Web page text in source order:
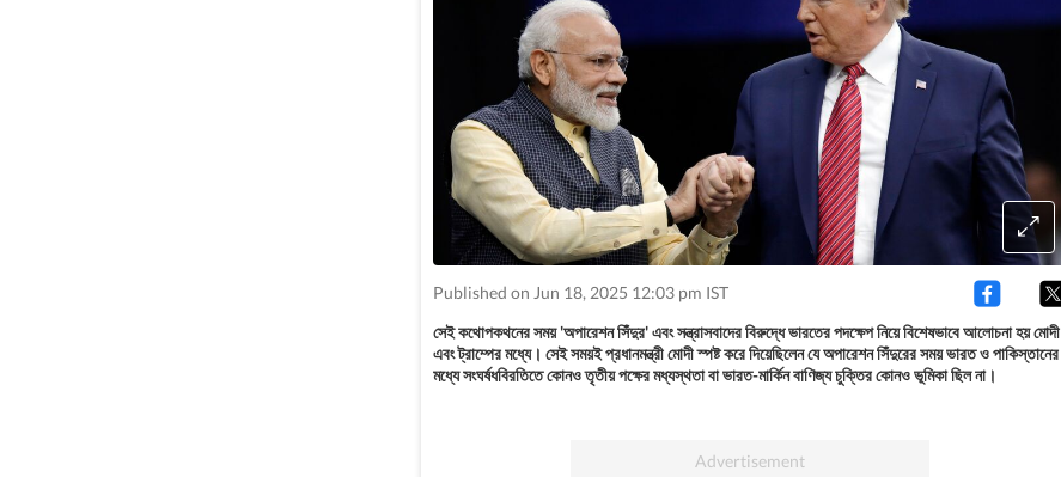
Published on Jun 18, 2025 12:03 pm IST
সেই কথোপকথনের সময় 'অপারেশন সিঁদুর' এবং সন্ত্রাসবাদের বিরুদ্ধে ভারতের পদক্ষেপ নিয়ে বিশেষভাবে আলোচনা হয় মোদী
এবং ট্রাম্পের মধ্যে। সেই সময়ই প্রধানমন্ত্রী মোদী স্পষ্ট করে দিয়েছিলেন যে অপারেশন সিঁদুরের সময় ভারত ও পাকিস্তানের
মধ্যে সংঘর্ষধবিরতিতে কোনও তৃতীয় পক্ষের মধ্যস্থতা বা ভারত-মার্কিন বাণিজ্য চুক্তির কোনও ভূমিকা ছিল না।